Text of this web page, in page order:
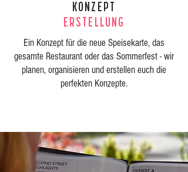
KONZEPT
ERSTELLUNG
Ein Konzept für die neue Speisekarte, das
gesamte Restaurant oder das Sommerfest - wir
planen, organisieren und erstellen euch die
perfekten Konzepte.